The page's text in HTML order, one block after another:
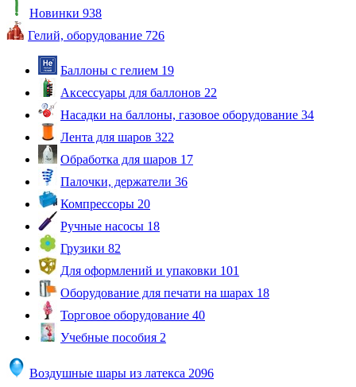
Новинки 938
Гелий, оборудование 726
Баллоны с гелием 19
Аксессуары для баллонов 22
Насадки на баллоны, газовое оборудование 34
Лента для шаров 322
Обработка для шаров 17
Палочки, держатели 36
Компрессоры 20
Ручные насосы 18
Грузики 82
Для оформлений и упаковки 101
Оборудование для печати на шарах 18
Торговое оборудование 40
Учебные пособия 2
Воздушные шары из латекса 2096